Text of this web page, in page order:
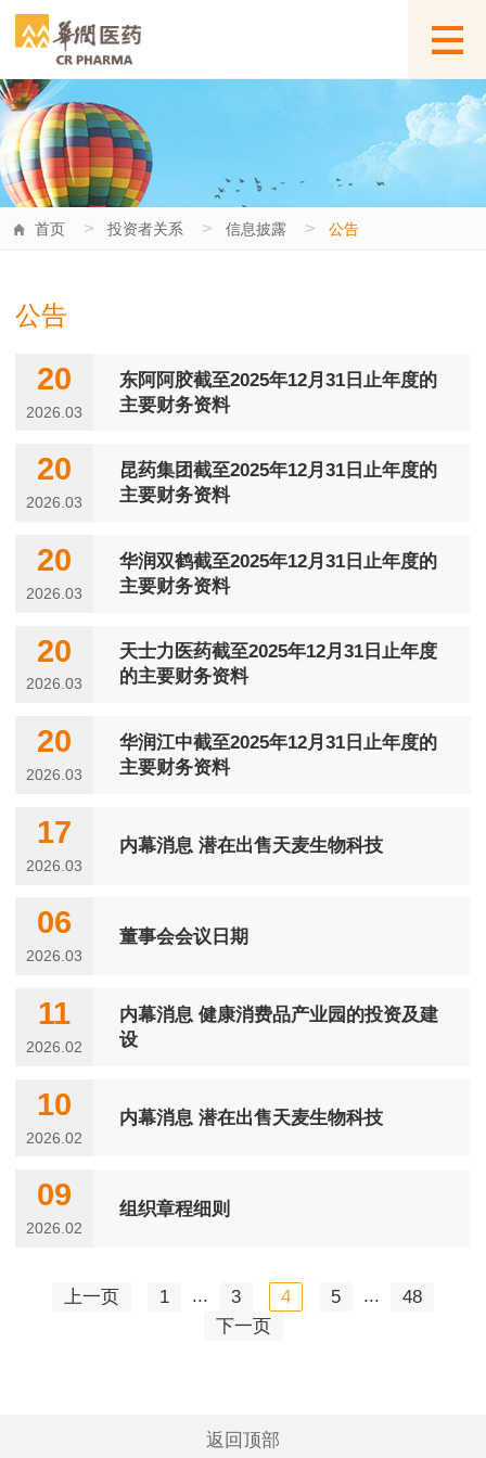
首页 > 投资者关系 > 信息披露 > 公告
公告
东阿阿胶截至2025年12月31日止年度的
主要财务资料
20
2026.03
昆药集团截至2025年12月31日止年度的
主要财务资料
20
2026.03
华润双鹤截至2025年12月31日止年度的
主要财务资料
20
2026.03
天士力医药截至2025年12月31日止年度
的主要财务资料
20
2026.03
华润江中截至2025年12月31日止年度的
主要财务资料
20
2026.03
内幕消息 潜在出售天麦生物科技
17
2026.03
董事会会议日期
06
2026.03
内幕消息 健康消费品产业园的投资及建
设
11
2026.02
内幕消息 潜在出售天麦生物科技
10
2026.02
组织章程细则
09
2026.02
上一页 1 ... 3 4 5 ...
48
下一页
返回顶部